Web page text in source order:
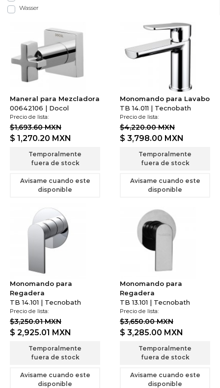
Wasser
Maneral para Mezcladora
00642106 | Docol
Precio de lista:
$1,693.60 MXN
$ 1,270.20 MXN
Temporalmente
fuera de stock
Avisame cuando este
disponible
Monomando para Lavabo
TB 14.011 | Tecnobath
Precio de lista:
$4,220.00 MXN
$ 3,798.00 MXN
Temporalmente
fuera de stock
Avisame cuando este
disponible
Monomando para
Regadera
TB 14.101 | Tecnobath
Precio de lista:
$3,250.01 MXN
$ 2,925.01 MXN
Temporalmente
fuera de stock
Avisame cuando este
disponible
Monomando para
Regadera
TB 13.101 | Tecnobath
Precio de lista:
$3,650.00 MXN
$ 3,285.00 MXN
Temporalmente
fuera de stock
Avisame cuando este
disponible